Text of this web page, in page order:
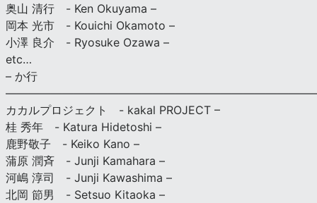
奥山 清行 - Ken Okuyama –
岡本 光市 - Kouichi Okamoto –
小澤 良介 - Ryosuke Ozawa –
etc…
– か行
カカルプロジェクト - kakal PROJECT –
桂 秀年 - Katura Hidetoshi –
鹿野敬子 - Keiko Kano –
蒲原 潤斉 - Junji Kamahara –
河嶋 淳司 - Junji Kawashima –
北岡 節男 - Setsuo Kitaoka –